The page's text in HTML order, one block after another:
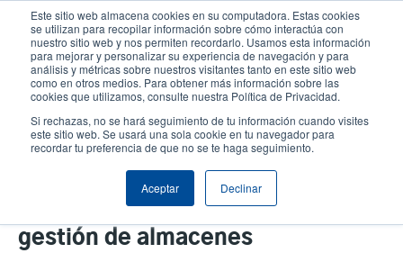
Este sitio web almacena cookies en su computadora. Estas cookies
se utilizan para recopilar información sobre cómo interactúa con
nuestro sitio web y nos permiten recordarlo. Usamos esta información
para mejorar y personalizar su experiencia de navegación y para
análisis y métricas sobre nuestros visitantes tanto en este sitio web
como en otros medios. Para obtener más información sobre las
cookies que utilizamos, consulte nuestra Política de Privacidad.
Si rechazas, no se hará seguimiento de tu información cuando visites
este sitio web. Se usará una sola cookie en tu navegador para
recordar tu preferencia de que no se te haga seguimiento.
Aceptar Declinar
contenido
principal
User
account
menu
User
Header
Selector de productos
Servicios de identificación:
soluciones integradas para la
gestión de almacenes